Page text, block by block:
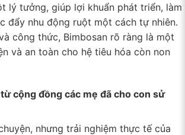
lý tưởng, giúp lợi khuẩn phát triển, làm
đẩy nhu động ruột một cách tự nhiên.
công thức, Bimbosan rõ ràng là một
và an toàn cho hệ tiêu hóa còn non
cộng đồng các mẹ đã cho con sử
nhưng trải nghiệm thực tế của